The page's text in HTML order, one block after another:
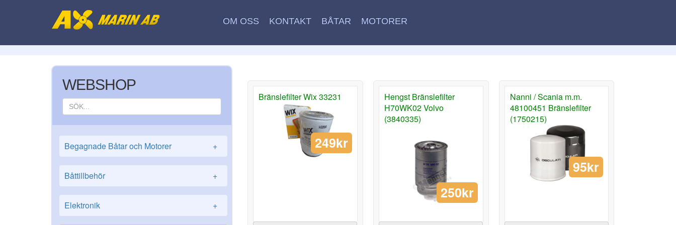
OM OSS KONTAKT BÅTAR MOTORER
WEBSHOP
Begagnade Båtar och Motorer +
Båttillbehör +
Elektronik +
Bränslefilter Wix 33231
249kr
Hengst Bränslefilter
H70WK02 Volvo
(3840335)
250kr
Nanni / Scania m.m.
48100451 Bränslefilter
(1750215)
95kr